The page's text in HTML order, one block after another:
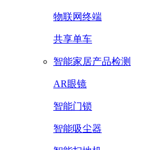
物联网终端
共享单车
智能家居产品检测
AR眼镜
智能门锁
智能吸尘器